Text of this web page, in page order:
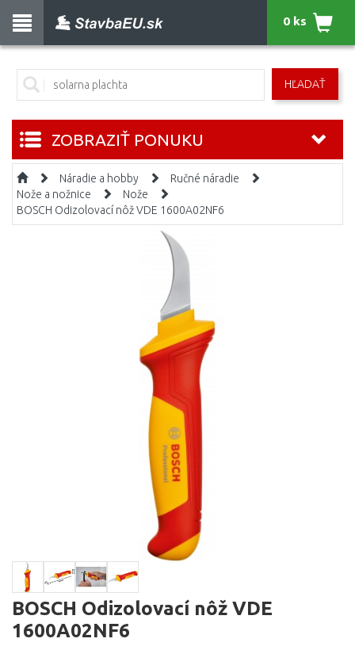
HĽADAŤ
0 ks
ZOBRAZIŤ PONUKU
Náradie a hobby
Ručné náradie
Nože a nožnice
Nože
BOSCH Odizolovací nôž VDE 1600A02NF6
BOSCH Odizolovací nôž VDE
1600A02NF6